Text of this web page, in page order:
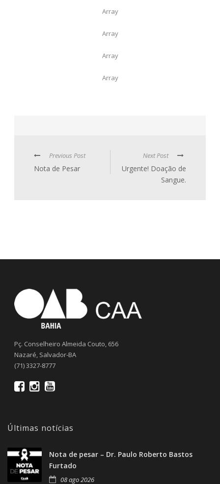
Array
Array
Array
Array
Previous Post
Nota de Pesar
Next Post
Urgente! Doação de
Sangue.
Pç. Conselheiro Almeida Couto, 656
Nazaré, Salvador-BA
(71) 3327-8777
Últimas notícias
Nota de pesar – Dr. Paulo Roberto Bastos
Furtado
08 ago 2026